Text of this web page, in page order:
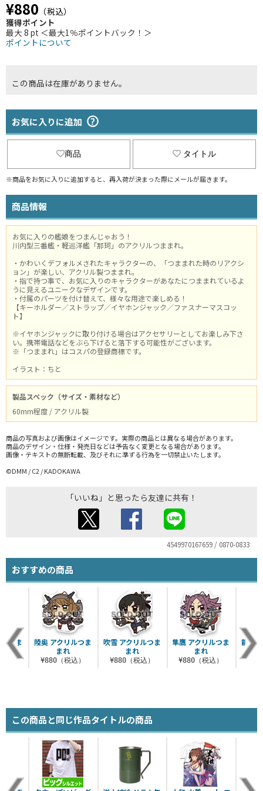
¥880 （税込）
獲得ポイント
最大 8 pt ＜最大1％ポイントバック！＞
ポイントについて
この商品は在庫がありません。
お気に入りに追加
商品 タイトル
※商品をお気に入りに追加すると、再入荷が決まった際にメールが届きます。
商品情報
お気に入りの艦娘をつまんじゃおう！
川内型三番艦・軽巡洋艦「那珂」のアクリルつままれ。
・かわいくデフォルメされたキャラクターの、「つままれた時のリアクシ
ョン」が楽しい、アクリル製つままれ。
・指で持つ事で、お気に入りのキャラクターがあなたにつままれているよ
うに見えるユニークなデザインです。
・付属のパーツを付け替えて、様々な用途で楽しめる！
【キーホルダー／ストラップ／イヤホンジャック／ファスナーマスコッ
ト】
※イヤホンジャックに取り付ける場合はアクセサリーとしてお楽しみ下さ
い。携帯電話などをぶら下げると落下する可能性がございます。
※「つままれ」はコスパの登録商標です。
イラスト：ちと
製品スペック（サイズ・素材など）
60mm程度 / アクリル製
商品の写真および画像はイメージです。実際の商品とは異なる場合があります。
商品のデザイン・仕様・発売日などは予告なく変更となる場合があります。
画像・テキストの無断転載、及びそれに準ずる行為を一切禁止いたします。
©DMM / C2 / KADOKAWA
「いいね」と思ったら友達に共有！
4549970167659 / 0870-0833
おすすめの商品
吹雪 アクリルつま
まれ
¥880（税込）
隼鷹 アクリルつま
まれ
¥880（税込）
龍田
つま
込）
陸奥 アクリルつま
まれ
¥880（税込）
この商品と同じ作品タイトルの商品